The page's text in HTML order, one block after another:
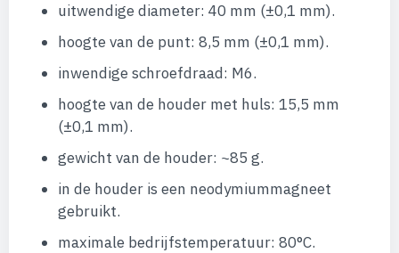
uitwendige diameter: 40 mm (±0,1 mm).
hoogte van de punt: 8,5 mm (±0,1 mm).
inwendige schroefdraad: M6.
hoogte van de houder met huls: 15,5 mm
(±0,1 mm).
gewicht van de houder: ~85 g.
in de houder is een neodymiummagneet
gebruikt.
maximale bedrijfstemperatuur: 80°C.